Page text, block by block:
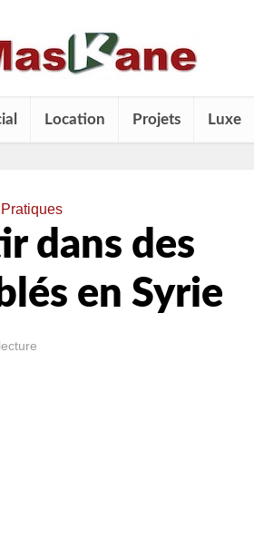
Location Projets Luxe
dans des
en Syrie